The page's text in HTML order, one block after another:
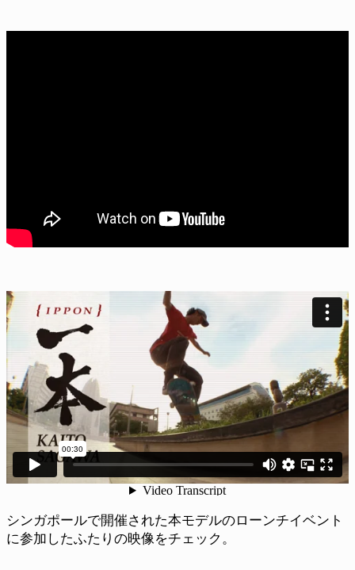
シンガポールで開催された本モデルのローンチイベント
に参加したふたりの映像をチェック。